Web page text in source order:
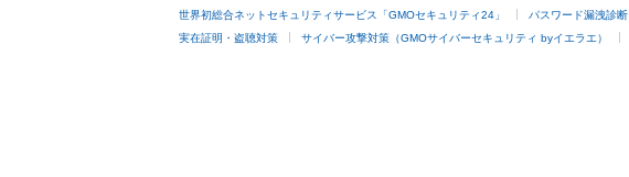
世界初総合ネットセキュリティサービス「GMOセキュリティ24」 パスワード漏洩診断
実在証明・盗聴対策 サイバー攻撃対策（GMOサイバーセキュリティ byイエラエ）